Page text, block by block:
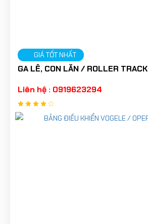
GIÁ TỐT NHẤT
GA LÊ, CON LĂN / ROLLER TRACK
Liên hệ : 0919623294